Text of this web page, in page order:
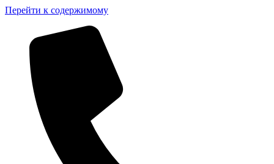
Перейти к содержимому